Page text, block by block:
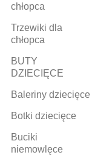
chłopca
Trzewiki dla
chłopca
BUTY
DZIECIĘCE
Baleriny dziecięce
Botki dziecięce
Buciki
niemowlęce